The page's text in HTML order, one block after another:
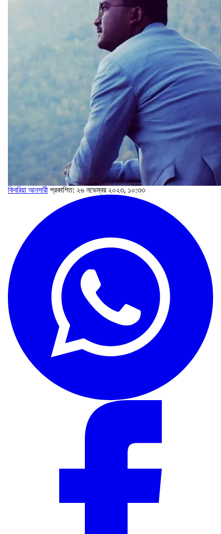
কিবরিয়া আনসারী প্রকাশিত: ২৬ নভেম্বর ২০২৩, ১০:৩৩